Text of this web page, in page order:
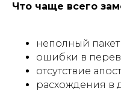
Что чаще всего
неполный
ошибки в
отсутствие
расхождения в